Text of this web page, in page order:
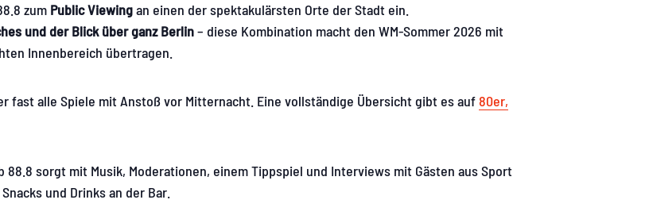
zum Public Viewingan einen der spektakulärsten Orte der Stadt ein.
und der Blick über ganz Berlin– diese Kombination macht den WM-Sommer 2026 mit
Innenbereich übertragen.
fast alle Spiele mit Anstoß vor Mitternacht. Eine vollständige Übersicht gibt es auf80er,
sorgt mit Musik, Moderationen, einem Tippspiel und Interviews mit Gästen aus Sport
und Drinks an der Bar.